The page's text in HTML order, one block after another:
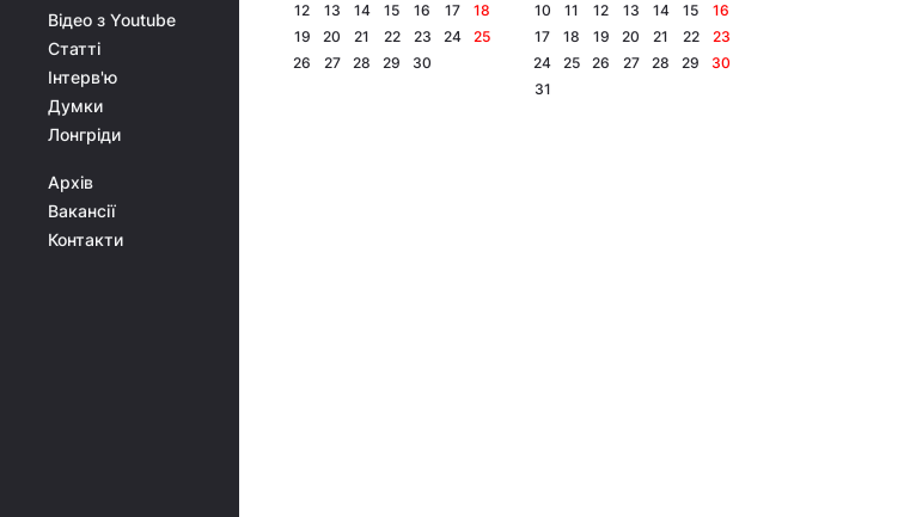
Відео з Youtube
Статті
Інтерв'ю
Думки
Лонгріди
Архів
Вакансії
Контакти
12
13 14 15 16 17
18
19
20 21 22 23 24
25
26
27 28 29 30
10
11 12 13 14 15
16
17
18 19 20 21 22
23
24
25 26 27 28 29
30
31